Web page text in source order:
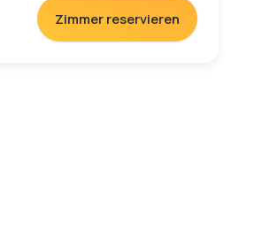
Zimmer reservieren